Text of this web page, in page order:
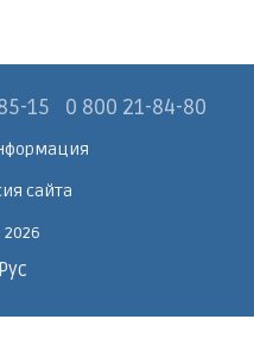
15 0 800 21-84-80
сайта
Рус